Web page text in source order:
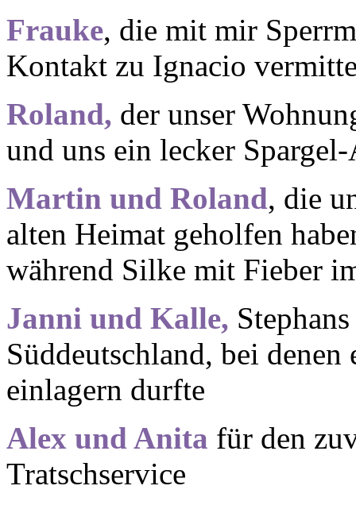
Frauke, die mit mir
Kontakt zu Ignacio
Roland, der unser
und uns ein lecker
Martin und Roland, die
alten Heimat geholfen
während Silke mit Fieber
Janni und Kalle,
Süddeutschland, bei
einlagern durfte
Alex und Anita für den
Tratschservice